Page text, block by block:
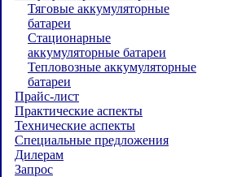
Тяговые аккумуляторные
батареи
Стационарные
аккумуляторные батареи
Тепловозные аккумуляторные
батареи
Прайс-лист
Практические аспекты
Технические аспекты
Специальные предложения
Дилерам
Запрос